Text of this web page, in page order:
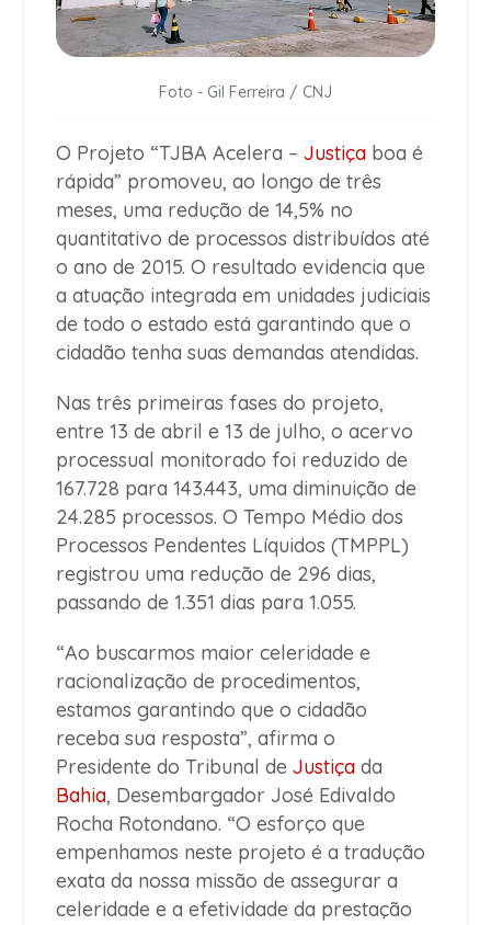
Foto - Gil Ferreira / CNJ
O Projeto “TJBA Acelera – Justiça boa é
rápida” promoveu, ao longo de três
meses, uma redução de 14,5% no
quantitativo de processos distribuídos até
o ano de 2015. O resultado evidencia que
a atuação integrada em unidades judiciais
de todo o estado está garantindo que o
cidadão tenha suas demandas atendidas.
Nas três primeiras fases do projeto,
entre 13 de abril e 13 de julho, o acervo
processual monitorado foi reduzido de
167.728 para 143.443, uma diminuição de
24.285 processos. O Tempo Médio dos
Processos Pendentes Líquidos (TMPPL)
registrou uma redução de 296 dias,
passando de 1.351 dias para 1.055.
“Ao buscarmos maior celeridade e
racionalização de procedimentos,
estamos garantindo que o cidadão
receba sua resposta”, afirma o
Presidente do Tribunal de Justiça da
Bahia, Desembargador José Edivaldo
Rocha Rotondano. “O esforço que
empenhamos neste projeto é a tradução
exata da nossa missão de assegurar a
celeridade e a efetividade da prestação